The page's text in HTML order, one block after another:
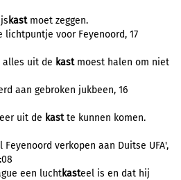
kastmoet zeggen.
lichtpuntje voor Feyenoord, 17
alles uit de kastmoest halen om niet
aan gebroken jukbeen, 16
uit de kastte kunnen komen.
verkopen aan Duitse UFA',
een luchtkasteel is en dat hij